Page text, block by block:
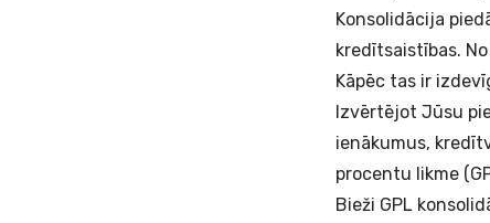
Konsolidācija
kredītsaistības.
Kāpēc tas ir
Izvērtējot Jūsu
ienākumus,
procentu likme
Bieži GPL